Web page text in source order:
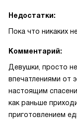
Недостатки:
Пока что никаких
Комментарий:
Девушки, просто
впечатлениями от
настоящим
как раньше
приготовлением